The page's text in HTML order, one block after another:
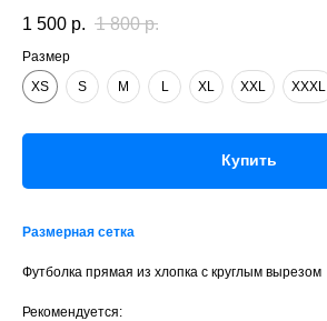
1 500 р. 1 800 р.
Размер
XS
S M L XL XXL XXXL
Купить
Размерная сетка
Футболка прямая из хлопка с круглым вырезом
Рекомендуется: